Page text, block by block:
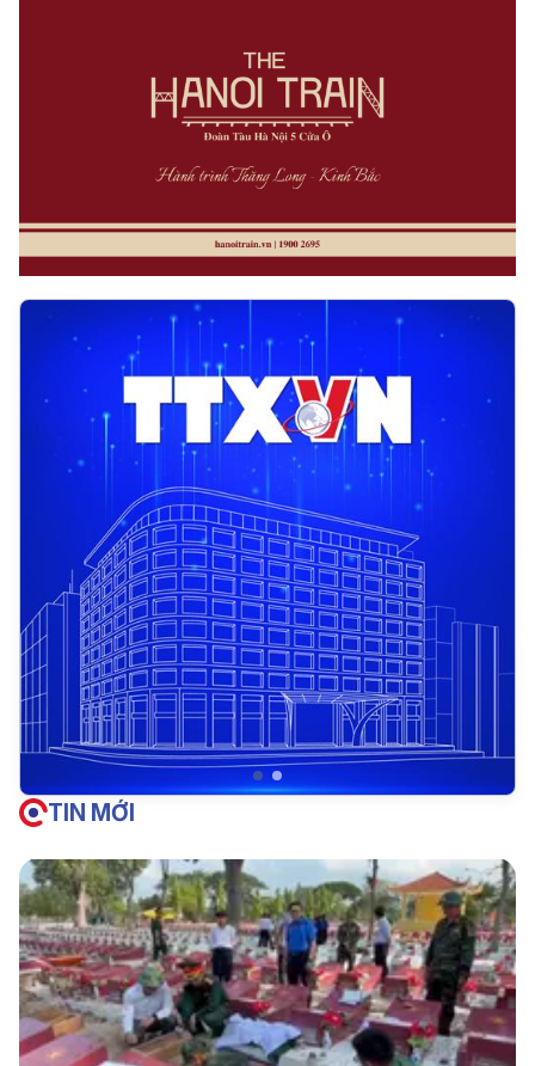
TIN MỚI